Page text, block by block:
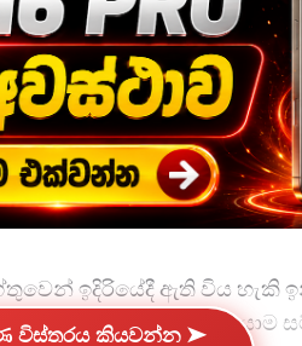
ඉදිරියේදී ඇති විය හැකි
කාර්යාල පවත්වාගෙන යාම
විස්තරය කියවන්න ➤